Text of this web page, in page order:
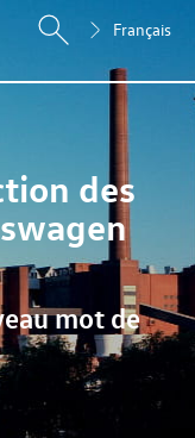
Français
des
mot de